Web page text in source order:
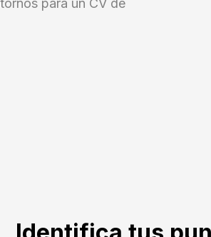
para un CV de